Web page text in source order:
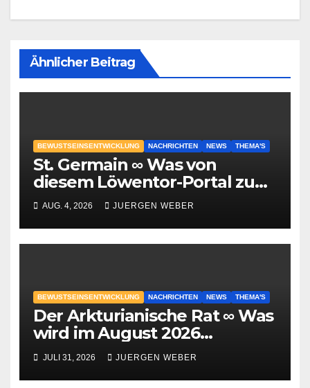
Ähnlicher Beitrag
BEWUSTSEINSENTWICKLUNG NACHRICHTEN NEWS THEMA'S
St. Germain ∞ Was von
diesem Löwentor-Portal zu
erwarten ist
AUG. 4, 2026 JUERGEN WEBER
BEWUSTSEINSENTWICKLUNG NACHRICHTEN NEWS THEMA'S
Der Arkturianische Rat ∞ Was
wird im August 2026
geschehen?
JULI 31, 2026 JUERGEN WEBER